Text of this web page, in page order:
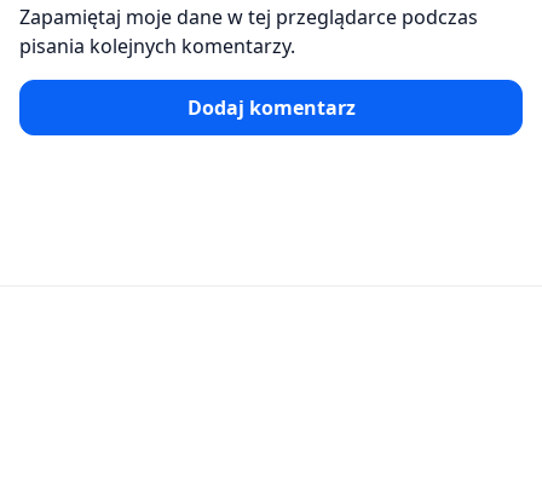
Zapamiętaj moje dane w tej przeglądarce podczas
pisania kolejnych komentarzy.
Dodaj komentarz